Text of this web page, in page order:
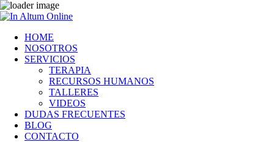
HOME
NOSOTROS
SERVICIOS
TERAPIA
RECURSOS HUMANOS
TALLERES
VIDEOS
DUDAS FRECUENTES
BLOG
CONTACTO